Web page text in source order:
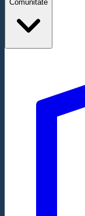
Comunitate